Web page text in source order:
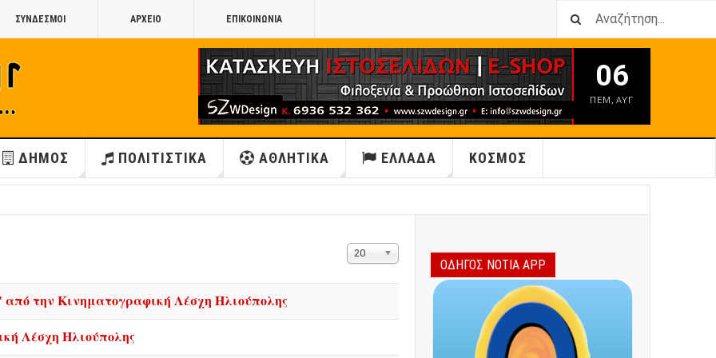
ΣΥΝΔΕΣΜΟΙ ΑΡΧΕΙΟ ΕΠΙΚΟΙΝΩΝΙΑ
06
ΠΕΜ ,ΑΥΓ
ΔΗΜΟΣ ΠΟΛΙΤΙΣΤΙΚΑ ΑΘΛΗΤΙΚΑ ΕΛΛΑΔΑ ΚΟΣΜΟΣ
Εμφάνιση
20
από την Κινηματογραφική Λέσχη Ηλιούπολης
Λέσχη Ηλιούπολης
ΟΔΗΓΟΣ ΝΟΤΙΑ APP